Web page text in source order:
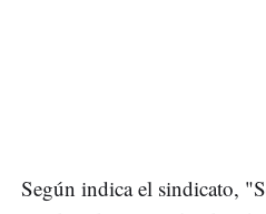
Según indica el sindicato,